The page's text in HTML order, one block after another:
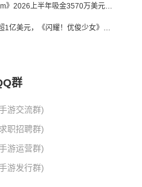
《皮克敏 Bloom》2026上半年吸金3570万美元，中国台湾成最大市场
出海首年营收超1亿美元，《闪耀！优俊少女》美国市场占比达七成
群
游交流群)
职招聘群)
游运营群)
游发行群)